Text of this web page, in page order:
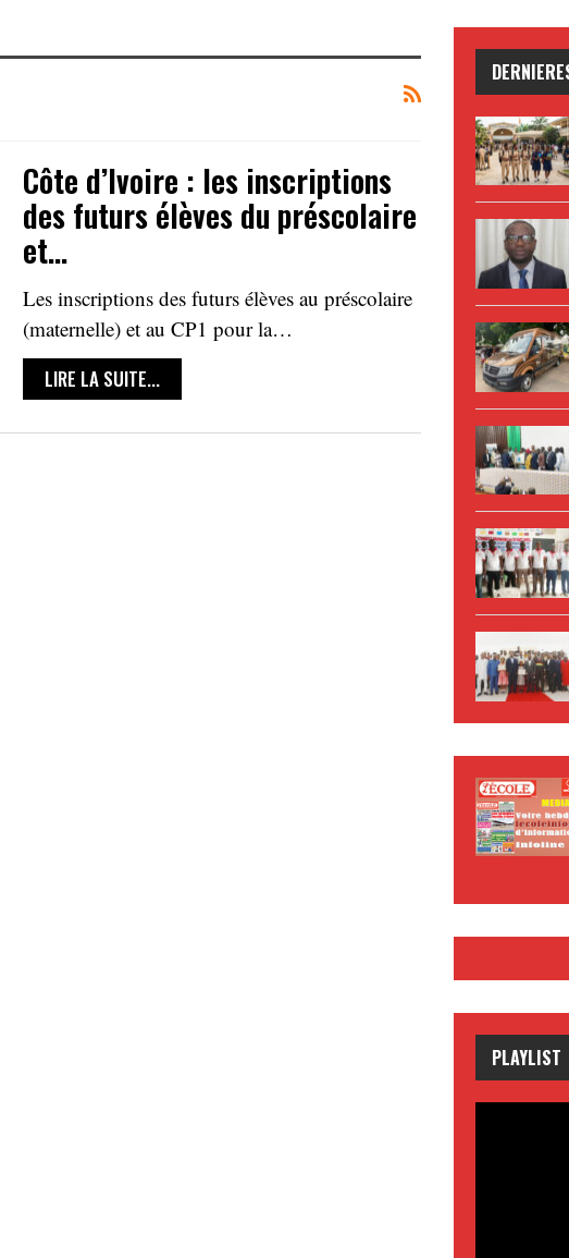
Côte d’Ivoire : les inscriptions
des futurs élèves du préscolaire
et…
Les inscriptions des futurs élèves au préscolaire
(maternelle) et au CP1 pour la…
LIRE LA SUITE...
PLAYLIST